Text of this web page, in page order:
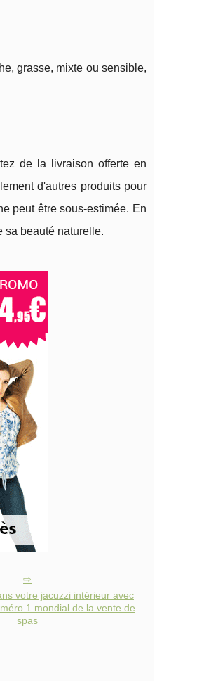
grasse, mixte ou sensible,
de la livraison offerte en
d'autres produits pour
peut être sous-estimée. En
sa beauté naturelle.
votre jacuzzi intérieur avec
1 mondial de la vente de
spas